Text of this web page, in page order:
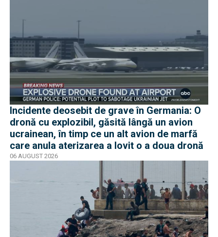
Incidente deosebit de grave în Germania: O
dronă cu explozibil, găsită lângă un avion
ucrainean, în timp ce un alt avion de marfă
care anula aterizarea a lovit o a doua dronă
06 AUGUST 2026